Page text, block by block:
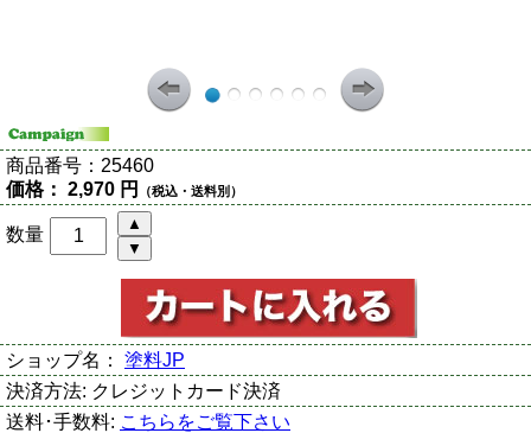
商品番号： 25460
価格： 2,970 円 （税込・送料別）
数量
ショップ名： 塗料JP
決済方法: クレジットカード決済
送料･手数料: こちらをご覧下さい